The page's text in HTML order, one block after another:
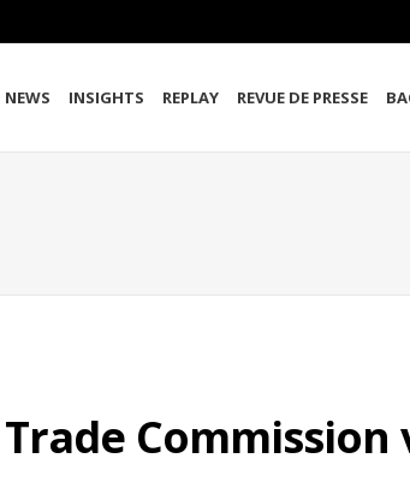
NEWS INSIGHTS REPLAY REVUE DE PRESSE